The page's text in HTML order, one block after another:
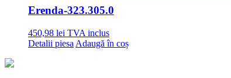
Erenda-323.305.0
450,98 lei TVA inclus
Detalii piesa Adaugă în coș